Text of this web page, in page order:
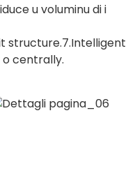
u voluminu di i
structure.7.Intelligent
centrally.